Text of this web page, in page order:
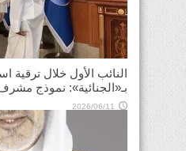
بـ«الجنائية»: نموذج
2026/06/11